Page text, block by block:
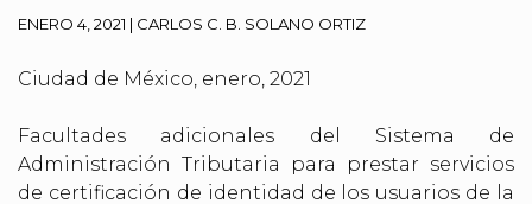
ENERO 4, 2021 | CARLOS C. B. SOLANO ORTIZ
Ciudad de México, enero, 2021
Facultades adicionales del Sistema de
Administración Tributaria para prestar servicios
de certificación de identidad de los usuarios de la